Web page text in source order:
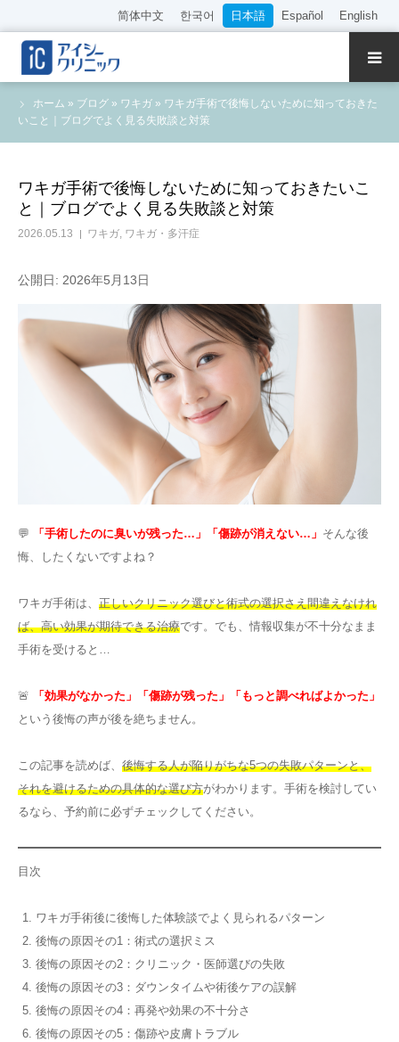
简体中文 한국어 日本語 Español English
ホーム » ブログ » ワキガ » ワキガ手術で後悔しないために知っておきた
いこと｜ブログでよく見る失敗談と対策
ワキガ手術で後悔しないために知っておきたいこ
と｜ブログでよく見る失敗談と対策
2026.05.13 ワキガ, ワキガ・多汗症
公開日: 2026年5月13日
💬 「手術したのに臭いが残った…」「傷跡が消えない…」 そんな後
悔、したくないですよね？
ワキガ手術は、 正しいクリニック選びと術式の選択さえ間違えなけれ
ば、高い効果が期待できる治療です。でも、情報収集が不十分なまま
手術を受けると…
🚨
「効果がなかった」「傷跡が残った」「もっと調べればよかった」
という後悔の声が後を絶ちません。
この記事を読めば、 後悔する人が陥りがちな5つの失敗パターンと、
それを避けるための具体的な選び方がわかります。手術を検討してい
るなら、予約前に必ずチェックしてください。
目次
ワキガ手術後に後悔した体験談でよく見られるパターン
後悔の原因その1：術式の選択ミス
後悔の原因その2：クリニック・医師選びの失敗
後悔の原因その3：ダウンタイムや術後ケアの誤解
後悔の原因その4：再発や効果の不十分さ
後悔の原因その5：傷跡や皮膚トラブル
クリニック紹介
診療内容
WEB予約
料金表
アクセス
採用情報
その他